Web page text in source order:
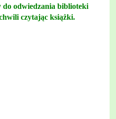
do odwiedzania biblioteki
czytając książki.